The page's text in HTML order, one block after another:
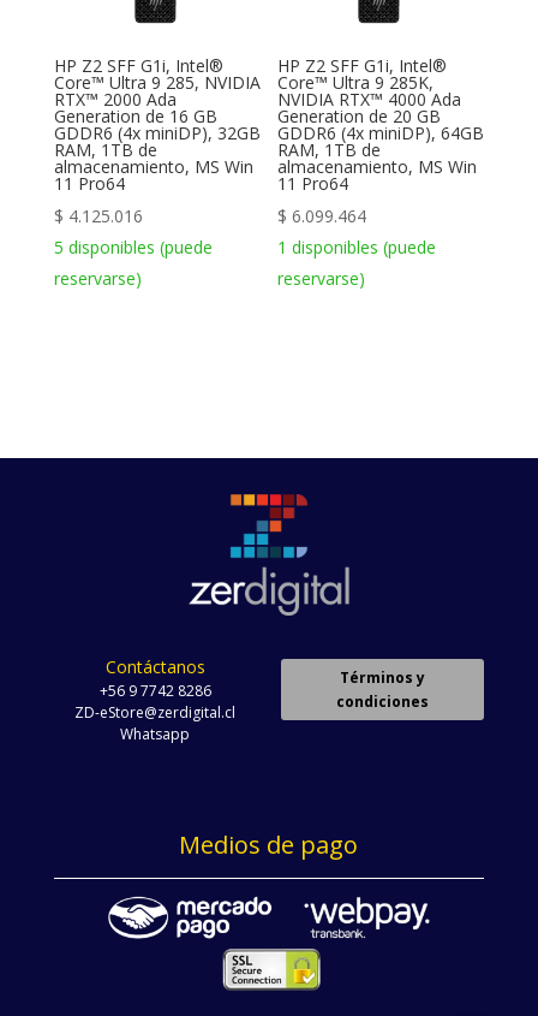
HP Z2 SFF G1i, Intel®
Core™ Ultra 9 285, NVIDIA
RTX™ 2000 Ada
Generation de 16 GB
GDDR6 (4x miniDP), 32GB
RAM, 1TB de
almacenamiento, MS Win
11 Pro64
$ 4.125.016
5 disponibles (puede
reservarse)
HP Z2 SFF G1i, Intel®
Core™ Ultra 9 285K,
NVIDIA RTX™ 4000 Ada
Generation de 20 GB
GDDR6 (4x miniDP), 64GB
RAM, 1TB de
almacenamiento, MS Win
11 Pro64
$ 6.099.464
1 disponibles (puede
reservarse)
Contáctanos
+56 9 7742 8286
ZD-eStore@zerdigital.cl
Whatsapp
Términos y
condiciones
Medios de pago